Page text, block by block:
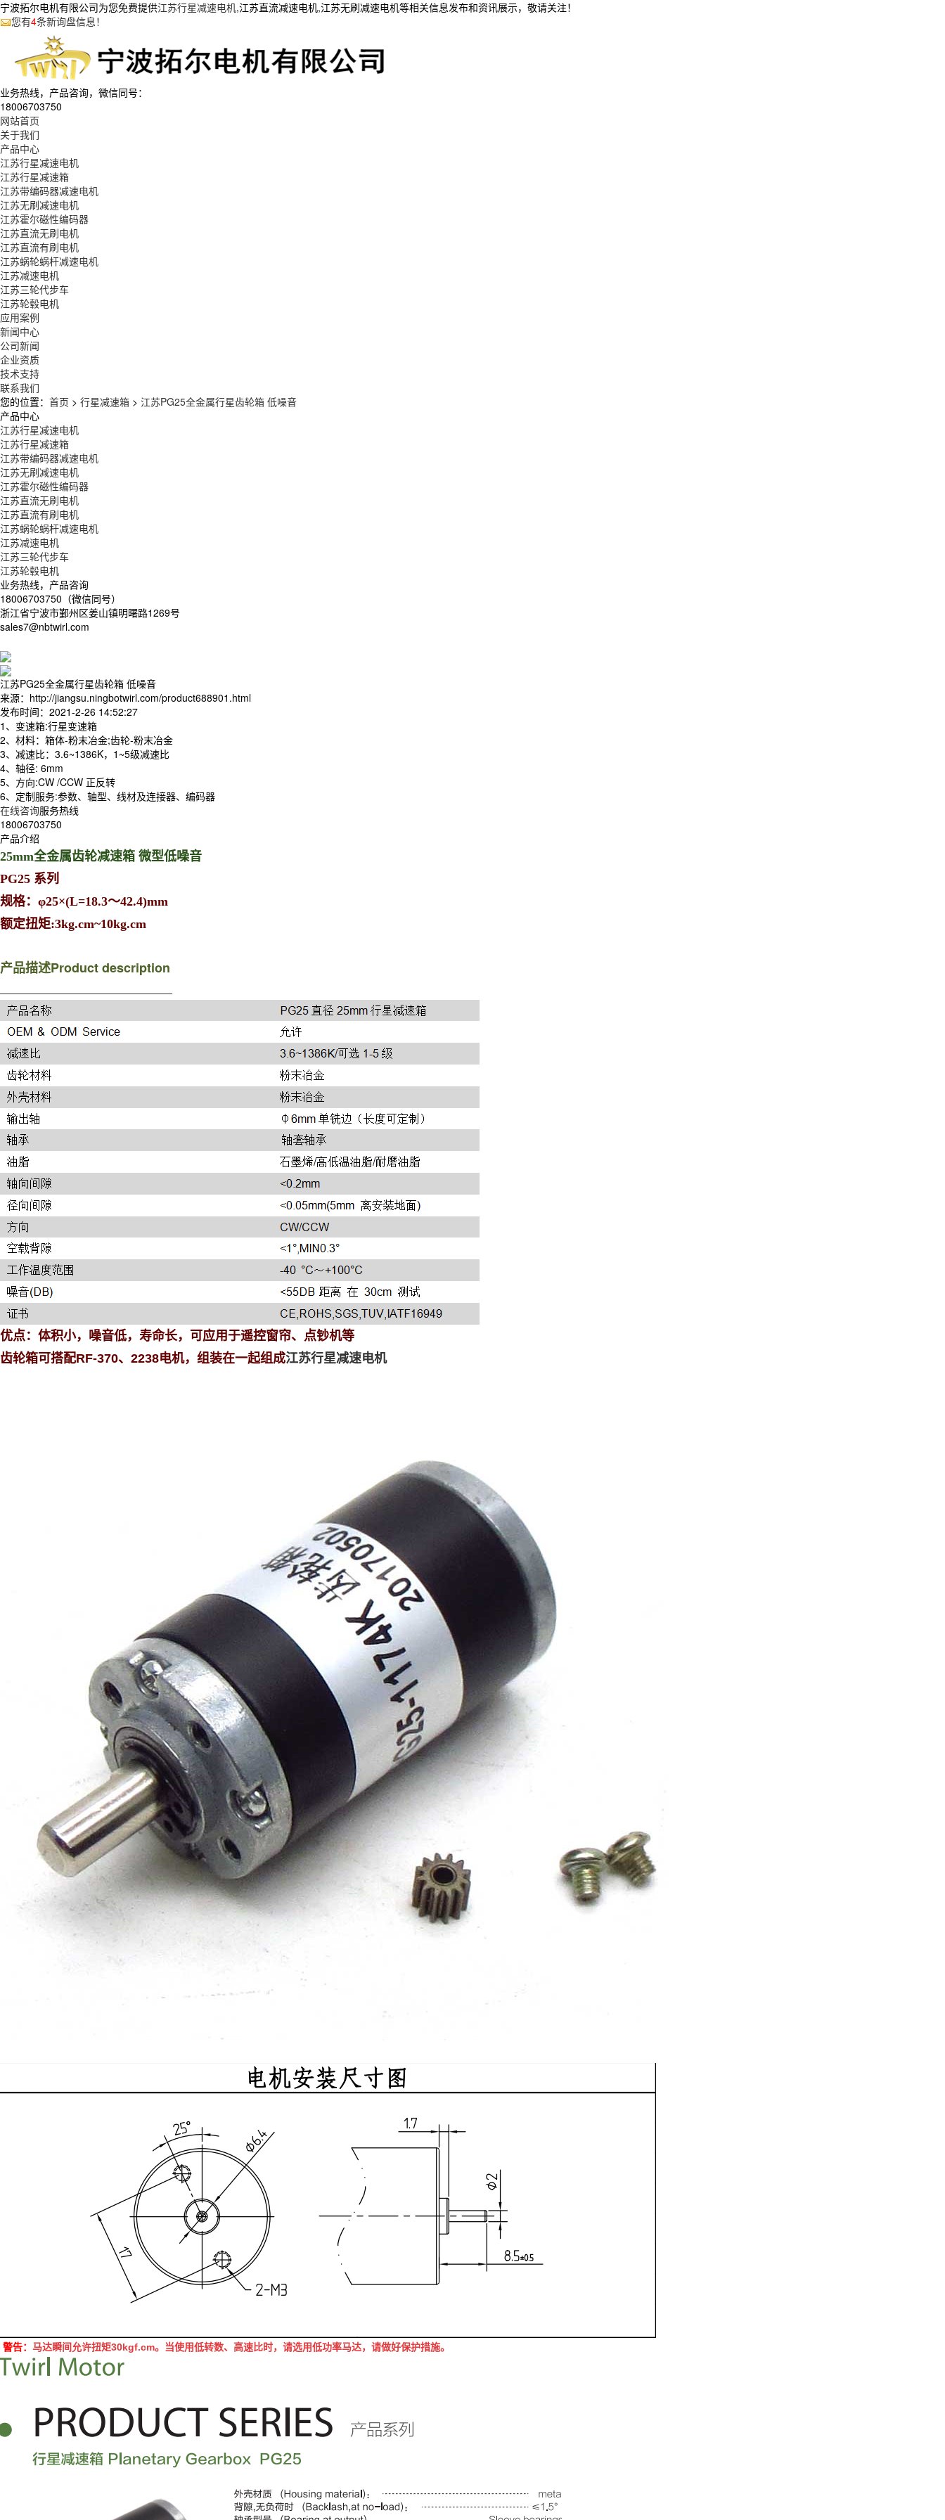
宁波拓尔电机有限公司为您免费提供江苏行星减速电机,江苏直流减速电机,江苏无刷减速电机等相关信息发布和资讯展示，敬请关注！
您有4条新询盘信息！
业务热线，产品咨询，微信同号：
18006703750
网站首页
关于我们
产品中心
江苏行星减速电机
江苏行星减速箱
江苏带编码器减速电机
江苏无刷减速电机
江苏霍尔磁性编码器
江苏直流无刷电机
江苏直流有刷电机
江苏蜗轮蜗杆减速电机
江苏减速电机
江苏三轮代步车
江苏轮毂电机
应用案例
新闻中心
公司新闻
企业资质
技术支持
联系我们
您的位置： 首页 > 行星减速箱 > 江苏PG25全金属行星齿轮箱 低噪音
产品中心
江苏行星减速电机
江苏行星减速箱
江苏带编码器减速电机
江苏无刷减速电机
江苏霍尔磁性编码器
江苏直流无刷电机
江苏直流有刷电机
江苏蜗轮蜗杆减速电机
江苏减速电机
江苏三轮代步车
江苏轮毂电机
业务热线，产品咨询
18006703750（微信同号）
浙江省宁波市鄞州区姜山镇明曙路1269号
sales7@nbtwirl.com
江苏PG25全金属行星齿轮箱 低噪音
来源：http://jiangsu.ningbotwirl.com/product688901.html
发布时间：2021-2-26 14:52:27
1、变速箱:行星变速箱
2、材料：箱体-粉末冶金;齿轮-粉末冶金
3、减速比：3.6~1386K，1~5级减速比
4、轴径: 6mm
5、方向:CW /CCW 正反转
6、定制服务:参数、轴型、线材及连接器、编码器
在线咨询服务热线
18006703750
产品介绍
25mm全金属齿轮减速箱 微型低噪音
PG25 系列
规格：φ25×(L=18.3～42.4)mm
额定扭矩:3kg.cm~10kg.cm
产品描述Product description
优点： 体积小，噪音低，寿命长，可应用于遥控窗帘、点钞机等
齿轮箱可搭配RF-370、 2238电机，组装在一起组成江苏行星减速电机
警告： 马达瞬间允许扭矩30kgf.cm。当使用低转数、高速比时，请选用低功率马达，请做好保护措施。